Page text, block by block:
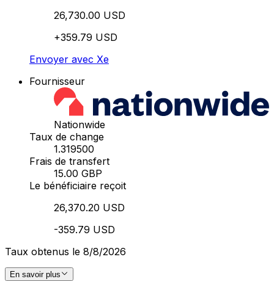
26,730.00 USD
+359.79 USD
Envoyer avec Xe
Fournisseur
Nationwide
Taux de change
1.319500
Frais de transfert
15.00 GBP
Le bénéficiaire reçoit
26,370.20 USD
-359.79 USD
Taux obtenus le 8/8/2026
En savoir plus